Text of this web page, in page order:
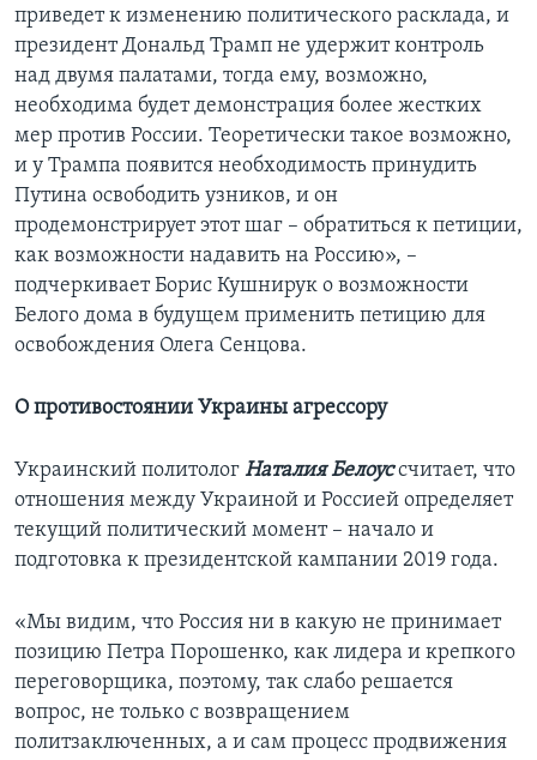
приведет к изменению политического расклада, и
президент Дональд Трамп не удержит контроль
над двумя палатами, тогда ему, возможно,
необходима будет демонстрация более жестких
мер против России. Теоретически такое возможно,
и у Трампа появится необходимость принудить
Путина освободить узников, и он
продемонстрирует этот шаг – обратиться к петиции,
как возможности надавить на Россию», –
подчеркивает Борис Кушнирук о возможности
Белого дома в будущем применить петицию для
освобождения Олега Сенцова.
О противостоянии Украины агрессору
Украинский политолог Наталия Белоуссчитает, что
отношения между Украиной и Россией определяет
текущий политический момент – начало и
подготовка к президентской кампании 2019 года.
«Мы видим, что Россия ни в какую не принимает
позицию Петра Порошенко, как лидера и крепкого
переговорщика, поэтому, так слабо решается
вопрос, не только с возвращением
политзаключенных, а и сам процесс продвижения